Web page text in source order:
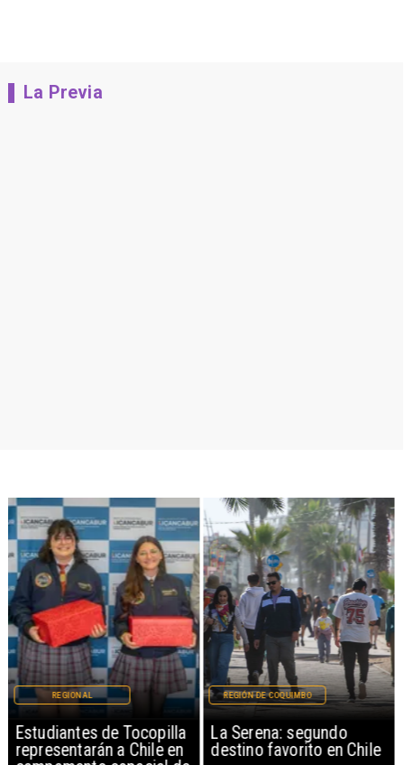
La Previa
Estudiantes de Tocopilla
representarán a Chile en
REGIONAL
La Serena: segundo
destino favorito en Chile
REGIÓN DE COQUIMBO